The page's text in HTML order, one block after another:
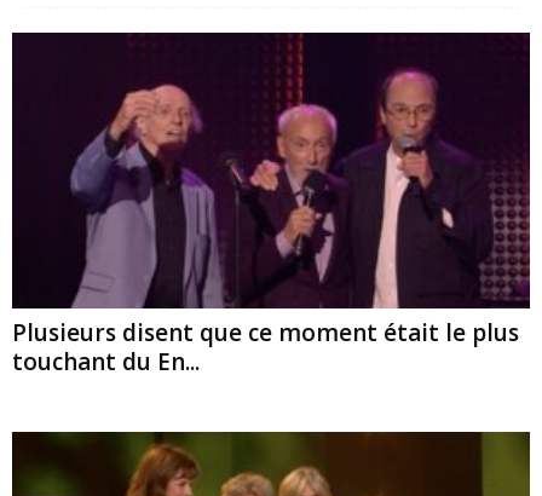
Plusieurs disent que ce moment était le plus
touchant du En...